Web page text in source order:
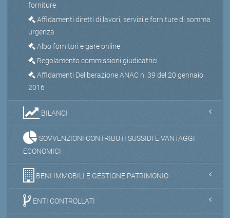
forniture
Affidamenti diretti di lavori, servizi e forniture di somma
urgenza
Albo fornitori e gare online
Regolamento commissioni giudicatrici
Affidamenti Deliberazione ANAC n. 39 del 20 gennaio
2016
BILANCI
SOVVENZIONI CONTRIBUTI SUSSIDI E VANTAGGI
ECONOMICI
BENI IMMOBILI E GESTIONE PATRIMONIO
ENTI CONTROLLATI